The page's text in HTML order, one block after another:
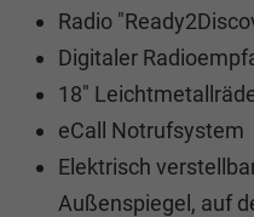
Radio
Digitaler
18"
eCall Notrufsystem
Elektrisch
Außenspiegel, auf